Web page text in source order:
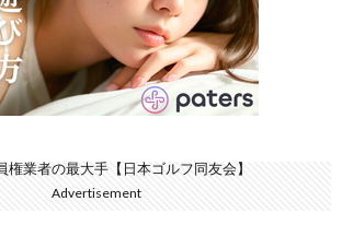
権業者の最大手【日本ゴルフ同友会】
Advertisement